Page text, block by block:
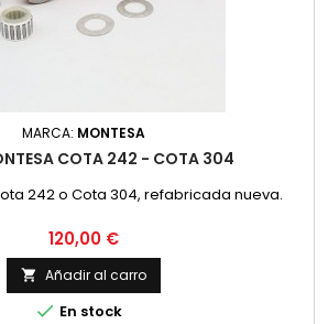
MARCA: MONTESA
COTA 242 - COTA 304
242 o Cota 304, refabricada nueva.
Precio
120,00 €
 Añadir al carro
 En stock